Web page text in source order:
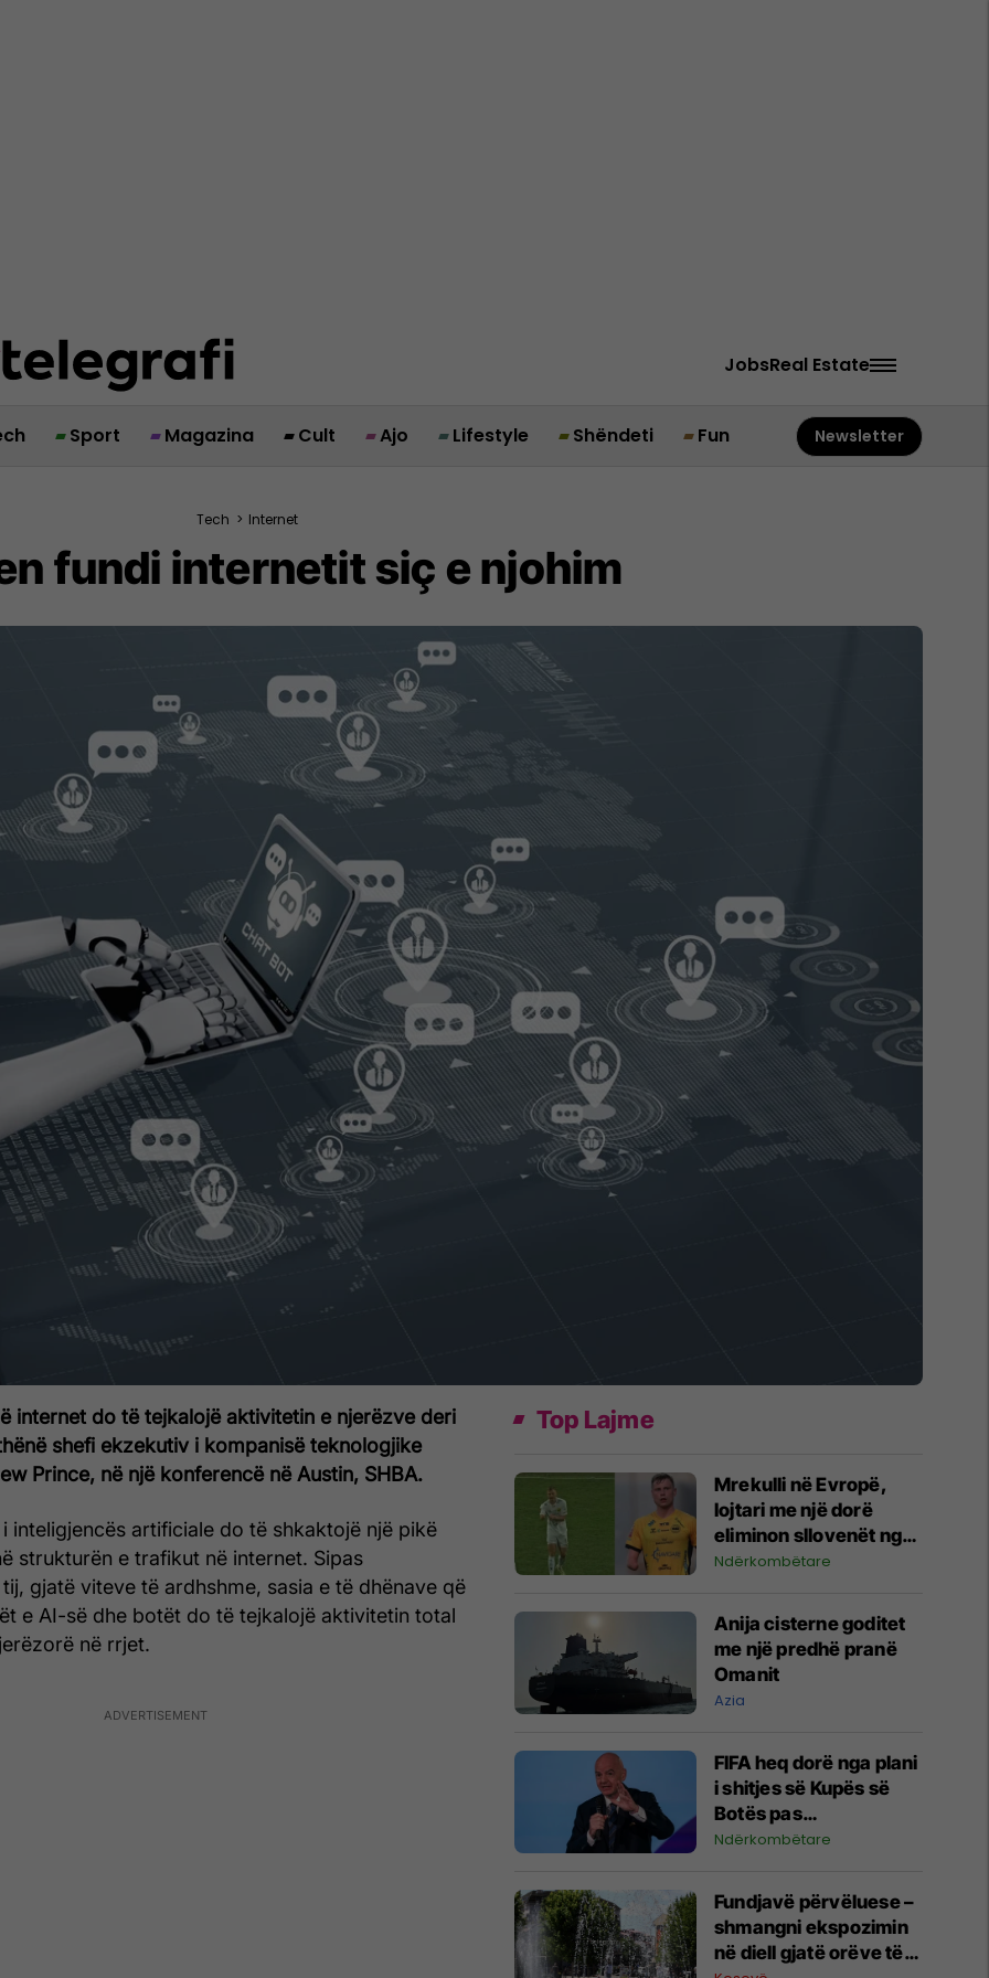
JobsReal Estate
Sport Magazina Cult Ajo Lifestyle Shëndeti Fun Newsletter
Tech > Internet
fundi internetit siç e njohim
internet do të tejkalojë aktivitetin e njerëzve deri
shefi ekzekutiv i kompanisë teknologjike
Prince, në një konferencë në Austin, SHBA.
inteligjencës artificiale do të shkaktojë një pikë
strukturën e trafikut në internet. Sipas
gjatë viteve të ardhshme, sasia e të dhënave që
e AI-së dhe botët do të tejkalojë aktivitetin total
në rrjet.
Top Lajme
Mrekulli në Evropë,
lojtari me një dorë
eliminon sllovenët nga
Liga e Konferencës
Ndërkombëtare
Anija cisterne goditet
me një predhë pranë
Omanit
Azia
FIFA heq dorë nga plani
i shitjes së Kupës së
Botës pas
kërcënimeve të mëdha
dhe konfederatat tjera
Ndërkombëtare
Fundjavë përvëluese –
shmangni ekspozimin
në diell gjatë orëve të